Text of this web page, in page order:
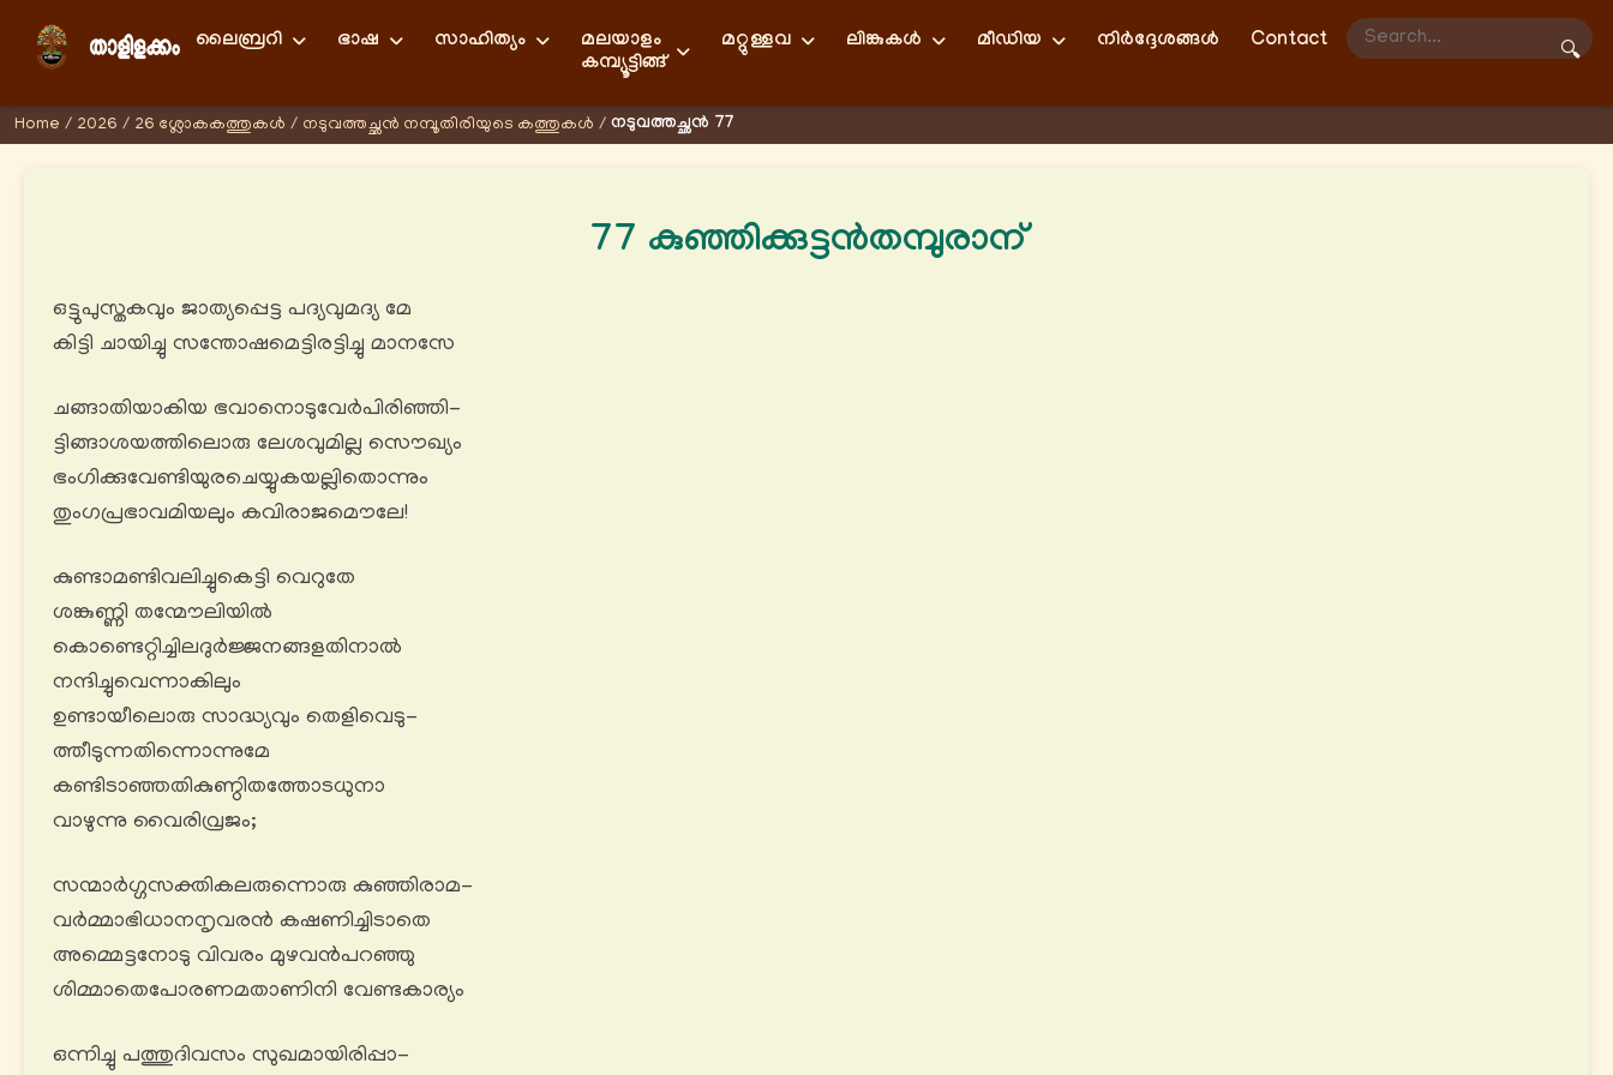
ലൈബ്രറി ഭാഷ സാഹിത്യം
മലയാളം
കമ്പ്യൂട്ടിങ്ങ്
മറ്റുള്ളവ ലിങ്കുകള്‍ മീഡിയ നിർദ്ദേശങ്ങൾ Contact
🔍
Home / 2026 / 26 ശ്ലോകകത്തുകള്‍ / നടുവത്തച്ഛൻ നമ്പൂതിരിയുടെ കത്തുകള്‍ / നടുവത്തച്ഛൻ 77
77 കുഞ്ഞിക്കുട്ടൻതമ്പുരാന്
ഒട്ടുപുസ്തകവും ജാത്യപ്പെട്ട പദ്യവുമദ്യ മേ
കിട്ടി ചായിച്ചു സന്തോഷമെട്ടിരട്ടിച്ചു മാനസേ
ചങ്ങാതിയാകിയ ഭവാനൊടുവേർപിരിഞ്ഞി-
ട്ടിങ്ങാശയത്തിലൊരു ലേശവുമില്ല സൌഖ്യം
ഭംഗിക്കുവേണ്ടിയുരചെയ്യുകയല്ലിതൊന്നും
തുംഗപ്രഭാവമിയലും കവിരാജമൌലേ!
കുണ്ടാമണ്ടിവലിച്ചുകെട്ടി വെറുതേ
ശങ്കുണ്ണി തന്മേൗലിയിൽ
കൊണ്ടെറ്റിച്ചിലദുര്‍ജ്ജനങ്ങളതിനാൽ
നന്ദിച്ചുവെന്നാകിലും
ഉണ്ടായീലൊരു സാദ്ധ്യവും തെളിവെടു-
ത്തീടുന്നതിന്നൊന്നുമേ
കണ്ടിടാഞ്ഞതികുണ്ഠിതത്തോടധുനാ
വാഴുന്നു വൈരിവ്രജം;
സന്മാര്‍ഗ്ഗസക്തികലരുന്നൊരു കുഞ്ഞിരാമ-
വര്‍മ്മാഭിധാനനൃവരൻ കഷണിച്ചിടാതെ
അമ്മെട്ടനോടു വിവരം മുഴവൻപറഞ്ഞു
ശിമ്മാതെപോരണമതാണിനി വേണ്ടകാര്യം
ഒന്നിച്ചു പത്തുദിവസം സുഖമായിരിപ്പാ-